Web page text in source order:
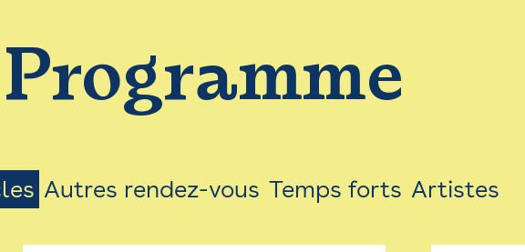
Menu
Programme
Autres rendez-vous Temps forts Artistes